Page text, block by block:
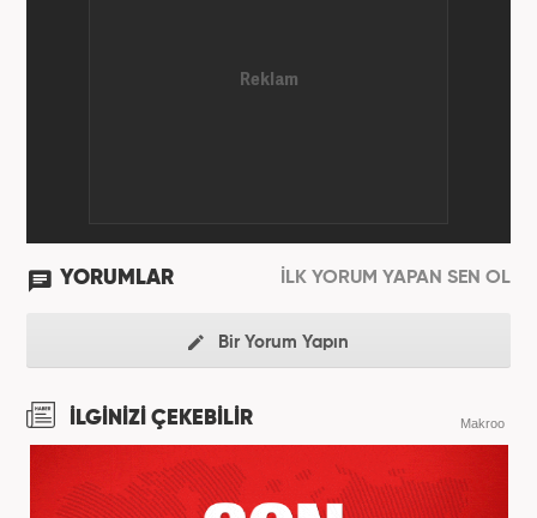
YORUMLAR İLK YORUM YAPAN SEN OL
Bir Yorum Yapın
İLGİNİZİ ÇEKEBİLİR Makroo